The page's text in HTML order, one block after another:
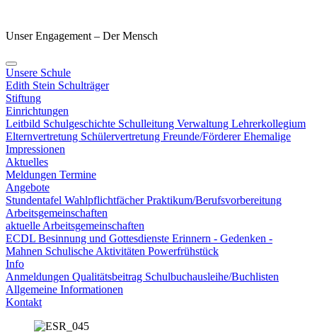
Unser Engagement – Der Mensch
Unsere Schule
Edith Stein Schulträger
Stiftung
Einrichtungen
Leitbild Schulgeschichte Schulleitung Verwaltung Lehrerkollegium
Elternvertretung Schülervertretung Freunde/FördererEhemalige
Impressionen
Aktuelles
Meldungen Termine
Angebote
Stundentafel WahlpflichtfächerPraktikum/Berufsvorbereitung
Arbeitsgemeinschaften
aktuelle Arbeitsgemeinschaften
ECDL Besinnung und Gottesdienste Erinnern - Gedenken -
Mahnen Schulische Aktivitäten Powerfrühstück
Info
Anmeldungen Qualitätsbeitrag Schulbuchausleihe/Buchlisten
Allgemeine Informationen
Kontakt